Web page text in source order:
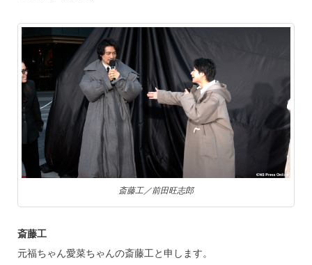
斎藤工／前田旺志郎
斎藤工
元福ちゃん愛菜ちゃんの斎藤工と申します。